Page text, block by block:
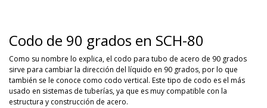
Codo de 90 grados en SCH-80
Como su nombre lo explica, el codo para tubo de acero de 90 grados
sirve para cambiar la dirección del líquido en 90 grados, por lo que
también se le conoce como codo vertical. Este tipo de codo es el más
usado en sistemas de tuberías, ya que es muy compatible con la
estructura y construcción de acero.